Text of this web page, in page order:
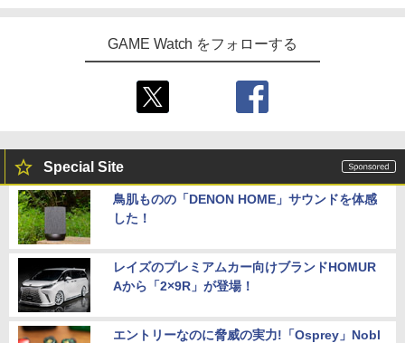
GAME Watch をフォローする
Special Site
鳥肌ものの「DENON HOME」サウンドを体感
した！
レイズのプレミアムカー向けブランドHOMUR
Aから「2×9R」が登場！
エントリーなのに脅威の実力!「Osprey」Nobl